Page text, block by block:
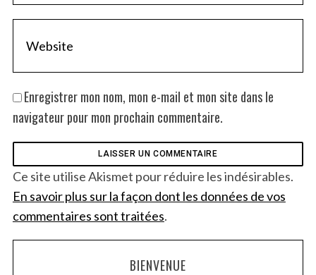
Enregistrer mon nom, mon e-mail et mon site dans le
navigateur pour mon prochain commentaire.
Ce site utilise Akismet pour réduire les indésirables.
En savoir plus sur la façon dont les données de vos
commentaires sont traitées.
BIENVENUE